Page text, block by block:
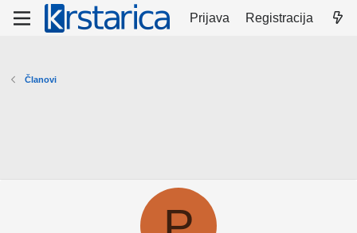
Prijava Registracija
Članovi